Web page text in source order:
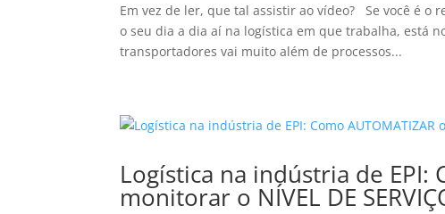
Em vez de ler, que tal assistir ao vídeo? Se você é
o seu dia a dia aí na logística em que trabalha, está
transportadores vai muito além de processos...
Logística na indústria de EPI:
monitorar o NÍVEL DE